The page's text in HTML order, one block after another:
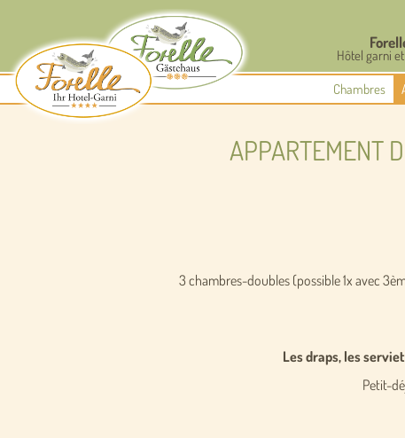
Hôtel garni
Chambres
APPARTEMENT
3 chambres-doubles (possible 1x avec
Les draps, les
Petit-